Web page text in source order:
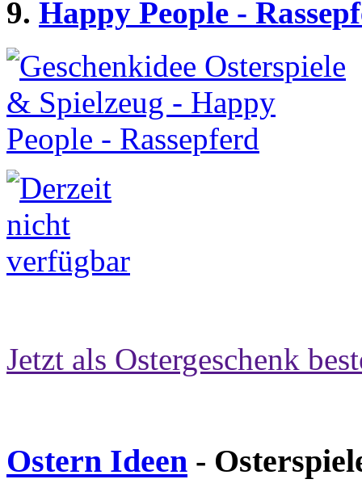
9. Happy People -
Jetzt als Ostergeschenk
Ostern Ideen -